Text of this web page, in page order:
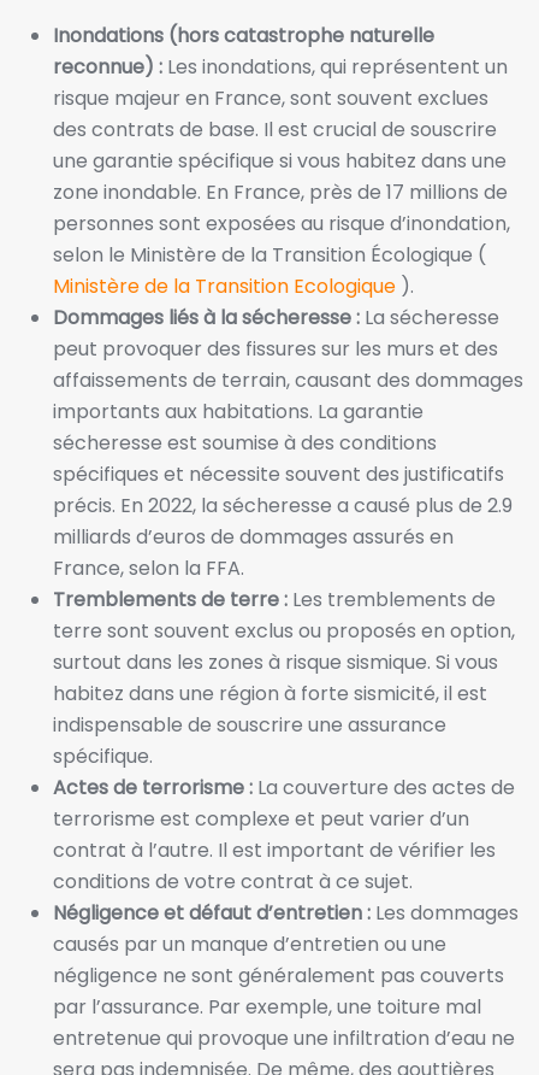
Inondations (hors catastrophe naturelle
reconnue) : Les inondations, qui représentent un
risque majeur en France, sont souvent exclues
des contrats de base. Il est crucial de souscrire
une garantie spécifique si vous habitez dans une
zone inondable. En France, près de 17 millions de
personnes sont exposées au risque d’inondation,
selon le Ministère de la Transition Écologique (
Ministère de la Transition Ecologique ).
Dommages liés à la sécheresse : La sécheresse
peut provoquer des fissures sur les murs et des
affaissements de terrain, causant des dommages
importants aux habitations. La garantie
sécheresse est soumise à des conditions
spécifiques et nécessite souvent des justificatifs
précis. En 2022, la sécheresse a causé plus de 2.9
milliards d’euros de dommages assurés en
France, selon la FFA.
Tremblements de terre : Les tremblements de
terre sont souvent exclus ou proposés en option,
surtout dans les zones à risque sismique. Si vous
habitez dans une région à forte sismicité, il est
indispensable de souscrire une assurance
spécifique.
Actes de terrorisme : La couverture des actes de
terrorisme est complexe et peut varier d’un
contrat à l’autre. Il est important de vérifier les
conditions de votre contrat à ce sujet.
Négligence et défaut d’entretien : Les dommages
causés par un manque d’entretien ou une
négligence ne sont généralement pas couverts
par l’assurance. Par exemple, une toiture mal
entretenue qui provoque une infiltration d’eau ne